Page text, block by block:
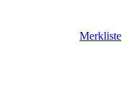
Merkliste